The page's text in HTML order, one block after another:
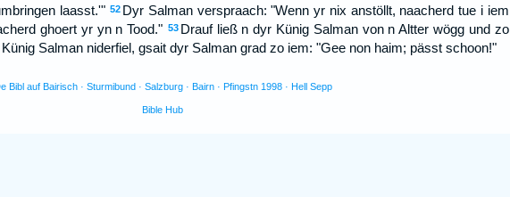
laasst.'" 52 Dyr Salman verspraach: "Wenn yr nix anstöllt, naacherd tue i iem
ghoert yr yn n Tood." 53 Drauf ließ n dyr Künig Salman von n Altter wögg und zo
Salman niderfiel, gsait dyr Salman grad zo iem: "Gee non haim; pässt schoon!"
Bibl auf Bairisch · Sturmibund · Salzburg · Bairn · Pfingstn 1998 · Hell Sepp
Bible Hub